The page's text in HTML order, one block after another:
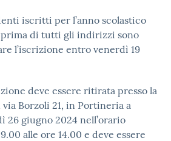
iscritti per l’anno scolastico
prima di tutti gli indirizzi sono
l’iscrizione entro venerdì 19
deve essere ritirata presso la
Borzoli 21, in Portineria a
26 giugno 2024 nell’orario
alle ore 14.00 e deve essere